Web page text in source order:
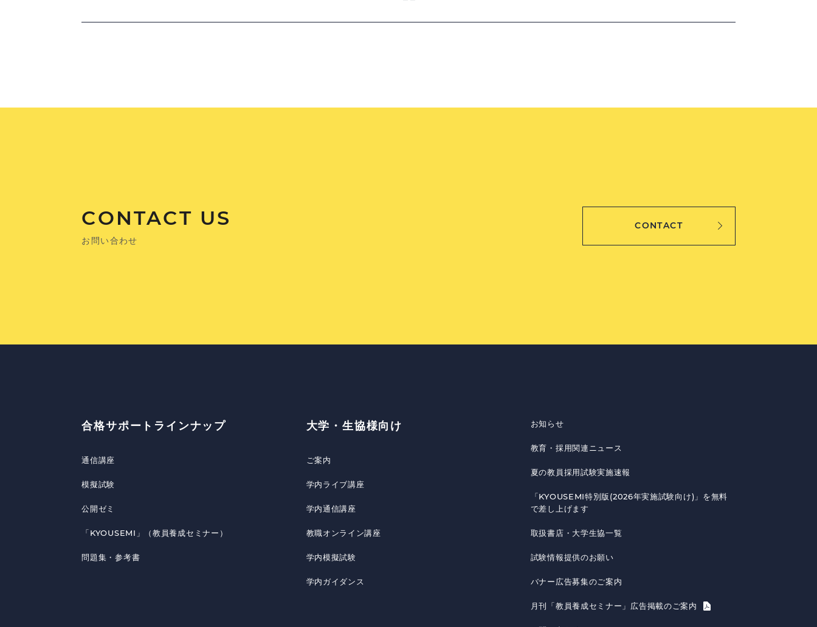
CONTACT US
お問い合わせ
CONTACT
合格サポートラインナップ
通信講座
模擬試験
公開ゼミ
「KYOUSEMI」（教員養成セミナー）
問題集・参考書
大学・生協様向け
ご案内
学内ライブ講座
学内通信講座
教職オンライン講座
学内模擬試験
学内ガイダンス
お知らせ
教育・採用関連ニュース
夏の教員採用試験実施速報
「KYOUSEMI特別版(2026年実施試験向け)」を無料
で差し上げます
取扱書店・大学生協一覧
試験情報提供のお願い
バナー広告募集のご案内
月刊「教員養成セミナー」広告掲載のご案内